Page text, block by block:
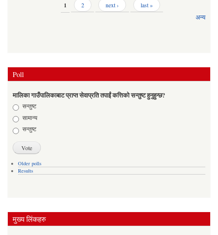
1 2 next › last »
अन्य
Poll
मालिका गाउँपालिकाबाट प्राप्त सेवाप्रति तपाईं कत्तिको सन्तुष्ट हुनुहुन्छ?
Choices
सन्तुष्ट
सामान्य
सन्तुष्ट
Older polls
Results
मुख्य लिंकहरु